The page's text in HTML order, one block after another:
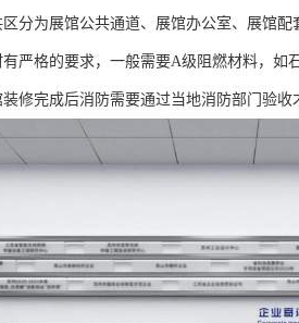
分为展馆公共通道、展馆办公室、展馆
严格的要求，一般需要A级阻燃材料，如
修完成后消防需要通过当地消防部门验收